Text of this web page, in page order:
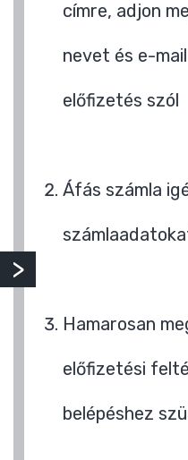
címre, adjon
nevet és e-
előfizetés szól
Áfás számla
Hamarosan
előfizetési
belépéshez